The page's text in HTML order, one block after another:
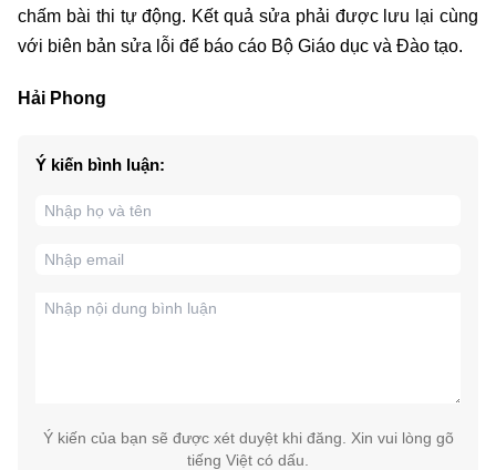
chấm bài thi tự động. Kết quả sửa phải được lưu lại cùng
với biên bản sửa lỗi để báo cáo Bộ Giáo dục và Đào tạo.
Hải Phong
Ý kiến bình luận:
Ý kiến của bạn sẽ được xét duyệt khi đăng. Xin vui lòng gõ
tiếng Việt có dấu.